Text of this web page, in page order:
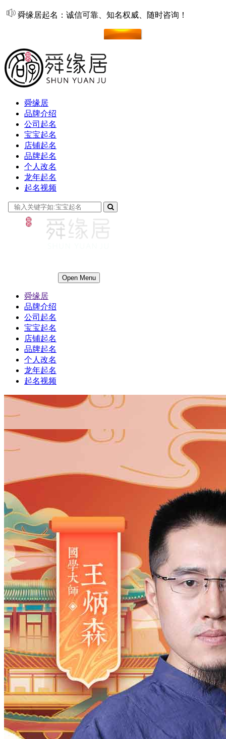
舜缘居起名：诚信可靠、知名权威、随时咨询！
舜缘居
品牌介绍
公司起名
宝宝起名
店铺起名
品牌起名
个人改名
龙年起名
起名视频
Open Menu
舜缘居
品牌介绍
公司起名
宝宝起名
店铺起名
品牌起名
个人改名
龙年起名
起名视频
男
男 女
出生时间
2026年 日16 时5分
年
2028
2027 2026 2025 2024
2023
2022
2021 2020 2019 2018
2015
2014 2013 2012 2011
2009
2008 2007 2006 2005
2003
2002
2001 2000 1999 1998
1997
1995 1994 1993 1991
1990
1989
1988 1987 1986 1985
1984
1983
1982 1981 1980 1979 1978
1977
1976
1975 1974 1973 1972
1971
1969 1968 1967 1966 1965
1964
1963
1962 1961 1960 1959
1958
1957
1956 1955 1953 1952
1951
1950
1949 1948 1947
1944
1943 1942 1941 1940 1939
1938
1937
1936 1935 1934 1933
1932